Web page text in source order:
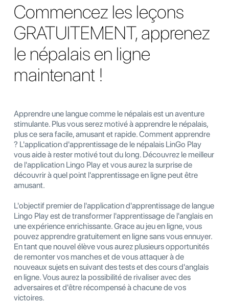
Commencez les leçons
GRATUITEMENT, apprenez
le népalais en ligne
maintenant !
Apprendre une langue comme le népalais est un aventure
stimulante. Plus vous serez motivé à apprendre le népalais,
plus ce sera facile, amusant et rapide. Comment apprendre
? L'application d'apprentissage de le népalais LinGo Play
vous aide à rester motivé tout du long. Découvrez le meilleur
de l'application Lingo Play et vous aurez la surprise de
découvrir à quel point l'apprentissage en ligne peut être
amusant.
L'objectif premier de l'application d'apprentissage de langue
Lingo Play est de transformer l'apprentissage de l'anglais en
une expérience enrichissante. Grace au jeu en ligne, vous
pouvez apprendre gratuitement en ligne sans vous ennuyer.
En tant que nouvel élève vous aurez plusieurs opportunités
de remonter vos manches et de vous attaquer à de
nouveaux sujets en suivant des tests et des cours d'anglais
en ligne. Vous aurez la possibilité de rivaliser avec des
adversaires et d'être récompensé à chacune de vos
victoires.